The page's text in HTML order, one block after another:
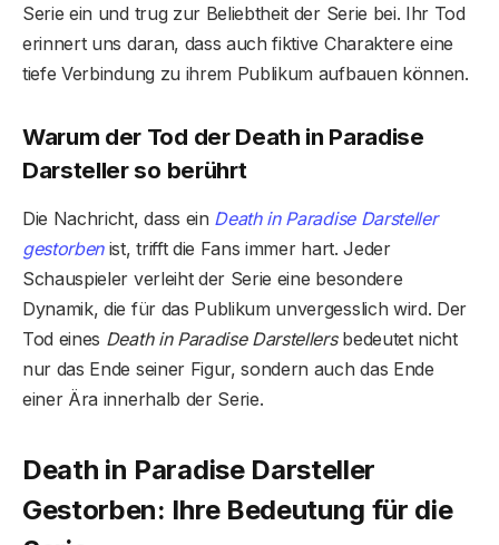
Serie ein und trug zur Beliebtheit der Serie bei. Ihr Tod
erinnert uns daran, dass auch fiktive Charaktere eine
tiefe Verbindung zu ihrem Publikum aufbauen können.
Warum der Tod der Death in Paradise
Darsteller so berührt
Die Nachricht, dass ein Death in Paradise Darsteller
gestorbenist, trifft die Fans immer hart. Jeder
Schauspieler verleiht der Serie eine besondere
Dynamik, die für das Publikum unvergesslich wird. Der
Tod eines Death in Paradise Darstellersbedeutet nicht
nur das Ende seiner Figur, sondern auch das Ende
einer Ära innerhalb der Serie.
Death in Paradise Darsteller
Gestorben: Ihre Bedeutung für die